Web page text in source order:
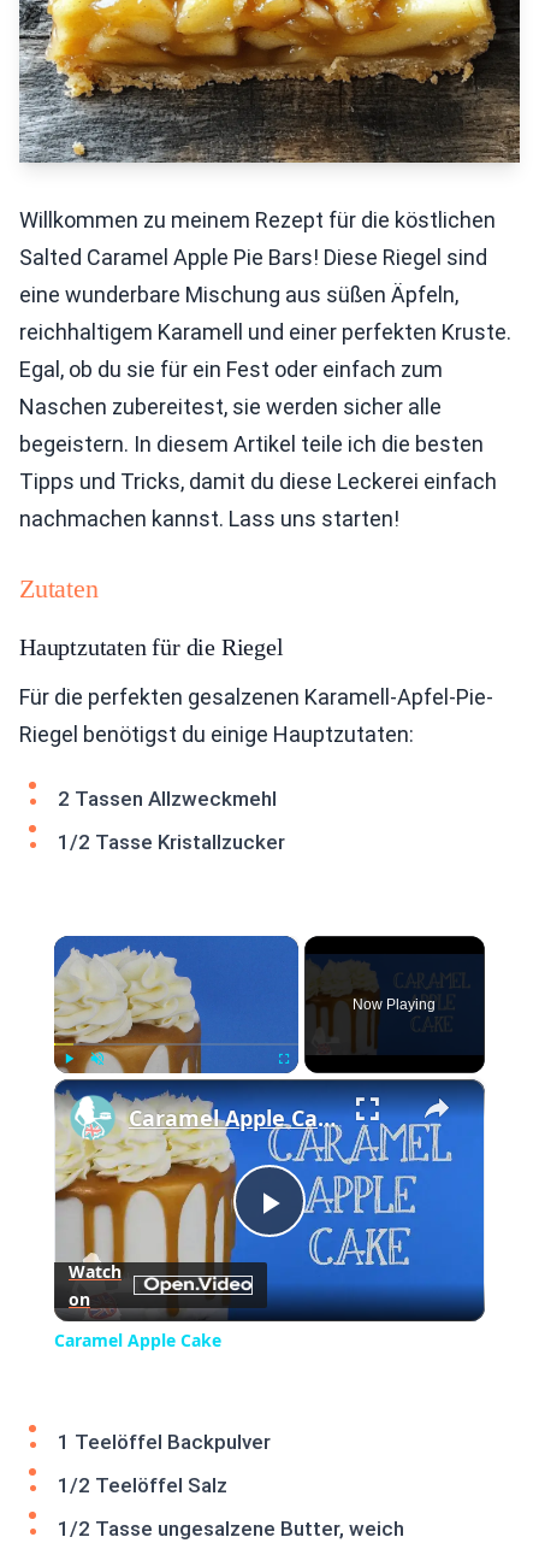
Willkommen zu meinem Rezept für die köstlichen
Salted Caramel Apple Pie Bars! Diese Riegel sind
eine wunderbare Mischung aus süßen Äpfeln,
reichhaltigem Karamell und einer perfekten Kruste.
Egal, ob du sie für ein Fest oder einfach zum
Naschen zubereitest, sie werden sicher alle
begeistern. In diesem Artikel teile ich die besten
Tipps und Tricks, damit du diese Leckerei einfach
nachmachen kannst. Lass uns starten!
Zutaten
Hauptzutaten für die Riegel
Für die perfekten gesalzenen Karamell-Apfel-Pie-
Riegel benötigst du einige Hauptzutaten:
2 Tassen Allzweckmehl
1/2 Tasse Kristallzucker
×
Fullscreen
Now Playing
×
Play
Video
Caramel Apple Cake
Watch
on
Caramel Apple Cake
1 Teelöffel Backpulver
1/2 Teelöffel Salz
1/2 Tasse ungesalzene Butter, weich